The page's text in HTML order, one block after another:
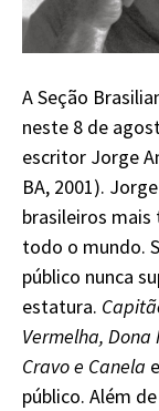
A Seção
neste 8 de
escritor Jorge
BA, 2001).
brasileiros mais
todo o mundo.
público nunca
estatura.
Vermelha, Dona
Cravo e Canela
público. Além